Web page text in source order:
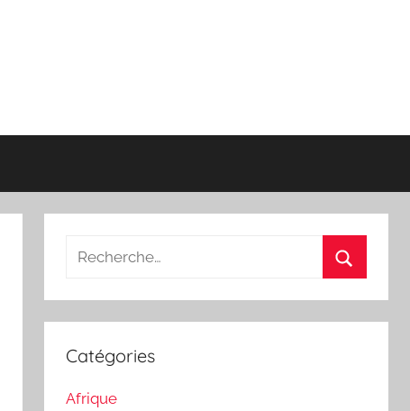
Recherche
:
Catégories
Afrique